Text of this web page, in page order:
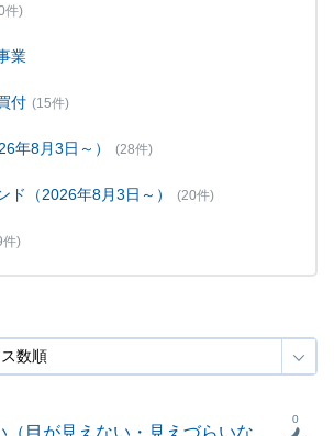
件)
業
付 (15件)
年8月3日～） (28件)
ド（2026年8月3日～） (20件)
件)
（目が見えない・見えづらいな
0